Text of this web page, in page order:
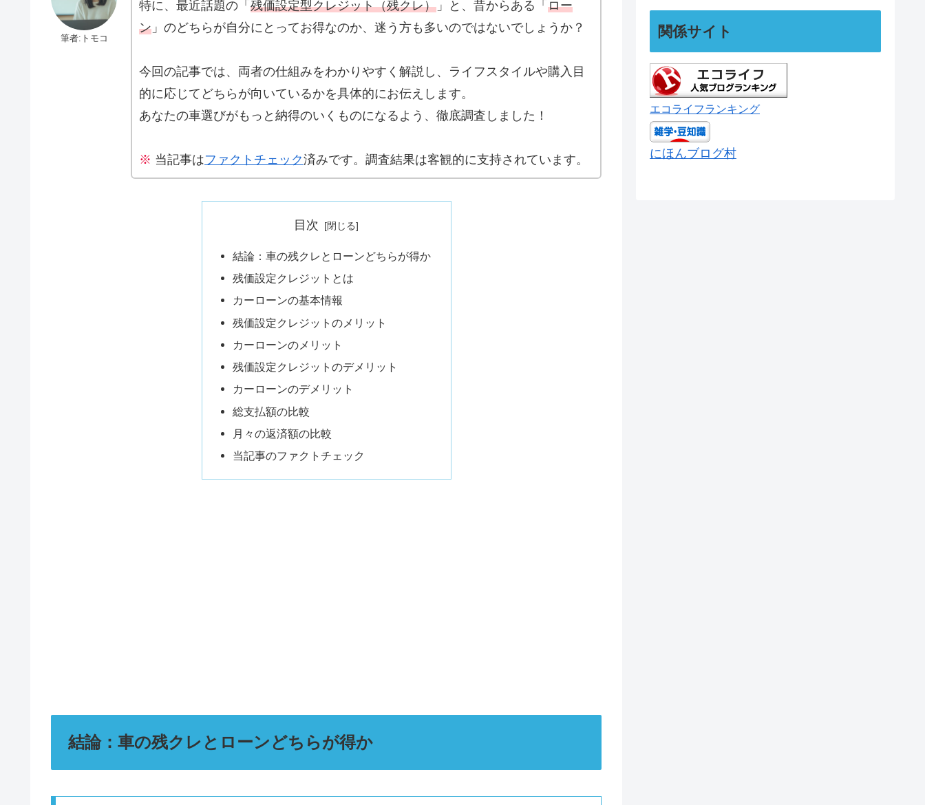
筆者:トモコ
特に、最近話題の「 残価設定型クレジット（残クレ） 」と、昔からある「 ロー
ン 」のどちらが自分にとってお得なのか、迷う方も多いのではないでしょうか？
今回の記事では、両者の仕組みをわかりやすく解説し、ライフスタイルや購入目
的に応じてどちらが向いているかを具体的にお伝えします。
あなたの車選びがもっと納得のいくものになるよう、徹底調査しました！
※ 当記事はファクトチェック済みです。調査結果は客観的に支持されています。
目次
結論：車の残クレとローンどちらが得か
残価設定クレジットとは
カーローンの基本情報
残価設定クレジットのメリット
カーローンのメリット
残価設定クレジットのデメリット
カーローンのデメリット
総支払額の比較
月々の返済額の比較
当記事のファクトチェック
結論：車の残クレとローンどちらが得か
関係サイト
エコライフランキング
にほんブログ村